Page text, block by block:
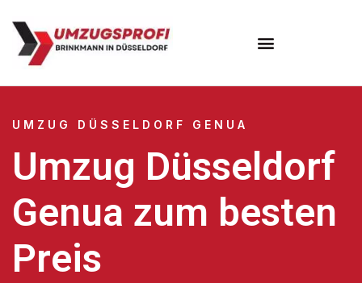
UMZUG DÜSSELDORF GENUA
Umzug Düsseldorf
Genua zum besten
Preis